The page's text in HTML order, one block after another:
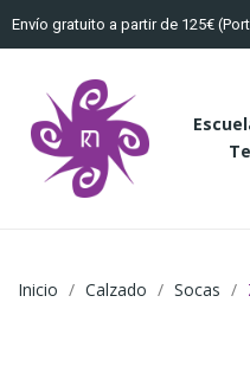
Envío gratuito a partir de 125€
Inicio Calzado Socas